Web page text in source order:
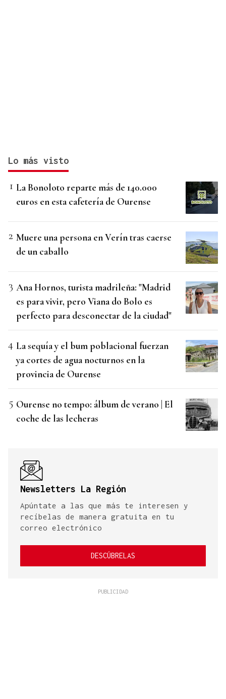
Lo más visto
La Bonoloto reparte más de 140.000
euros en esta cafetería de Ourense
Muere una persona en Verín tras caerse
de un caballo
Ana Hornos, turista madrileña: "Madrid
es para vivir, pero Viana do Bolo es
perfecto para desconectar de la ciudad"
La sequía y el bum poblacional fuerzan
ya cortes de agua nocturnos en la
provincia de Ourense
Ourense no tempo: álbum de verano | El
coche de las lecheras
Newsletters La Región
Apúntate a las que más te interesen y
recíbelas de manera gratuita en tu
correo electrónico
DESCÚBRELAS